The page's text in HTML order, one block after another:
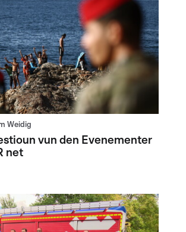
Weidig
vun den Evenementer
net